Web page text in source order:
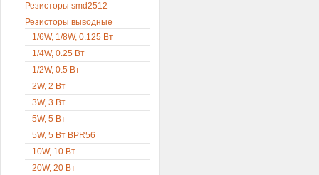
Резисторы smd2512
Резисторы выводные
1/6W, 1/8W, 0.125 Вт
1/4W, 0.25 Вт
1/2W, 0.5 Вт
2W, 2 Вт
3W, 3 Вт
5W, 5 Вт
5W, 5 Вт BPR56
10W, 10 Вт
20W, 20 Вт